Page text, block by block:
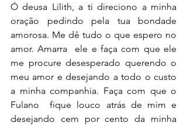
Ó deusa Lilith, a ti direciono a minha
oração pedindo pela tua bondade
amorosa. Me dê tudo o que espero no
amor. Amarra  ele e faça com que ele
me procure desesperado querendo o
meu amor e desejando a todo o custo
a minha companhia. Faça com que o
Fulano  fique louco atrás de mim e
desejando cem por cento da minha